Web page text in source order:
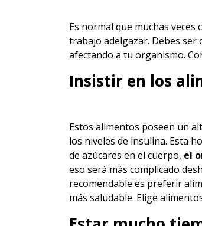
Es normal que muchas
trabajo adelgazar. Debes ser
afectando a tu organismo.
Insistir en los
Estos alimentos poseen un
los niveles de insulina. Esta
de azúcares en el cuerpo, el
eso será más complicado
recomendable es preferir
más saludable. Elige